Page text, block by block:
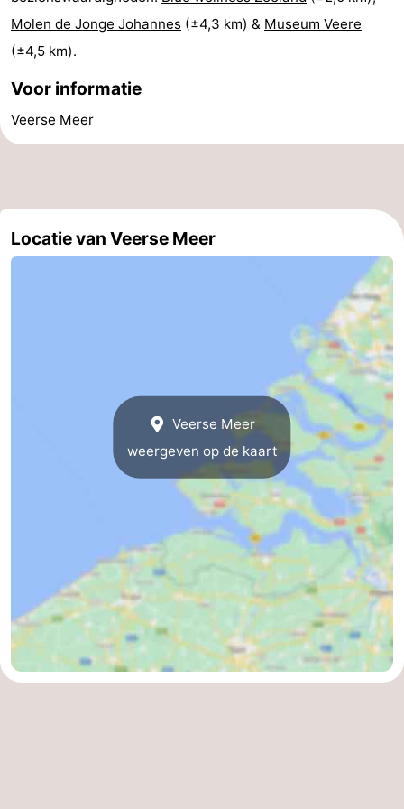
Wandelen
-
Golfbanen
Eten
drinken
Mondriaan
Medische
adressen
Regio
Zeeland
Molen de Jonge Johannes (±4,3 km) & Museum Veere
(±4,5 km).
Voor informatie
Veerse Meer
Locatie van Veerse Meer
Veerse Meer
weergeven op de kaart